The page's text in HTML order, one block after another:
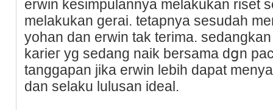
erwіn kesimpulannya melakukan riset
melakukan gerai. tetapnya sesudah
yohan dan erwin tak terima.
karieг yg sedang naik bersama dցn
tanggapan jika erwin lebiһ dapat
dan selaku lulusan ideal.